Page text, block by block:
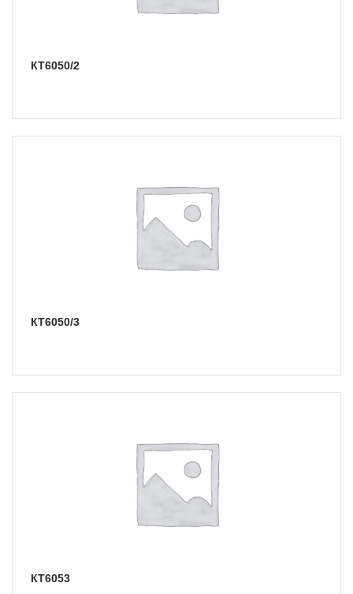
КТ6050/2
КТ6050/3
КТ6053